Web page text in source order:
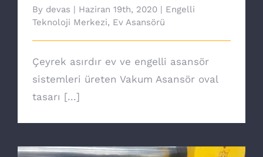
By devas | Haziran 19th, 2020 | Engelli
Teknoloji Merkezi, Ev Asansörü
Çeyrek asırdır ev ve engelli asansör
sistemleri üreten Vakum Asansör oval
tasarı [...]